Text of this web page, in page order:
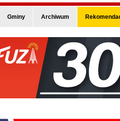
Gminy Archiwum